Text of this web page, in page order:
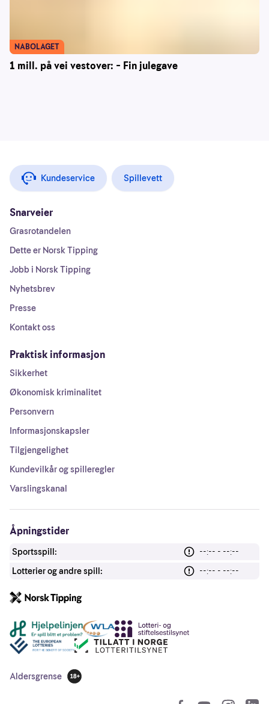
1 mill. på vei vestover: – Fin julegave
NABOLAGET
Kundeservice Spillevett
Snarveier
Grasrotandelen
Dette er Norsk Tipping
Jobb i Norsk Tipping
Nyhetsbrev
Presse
Kontakt oss
Praktisk informasjon
Sikkerhet
Økonomisk kriminalitet
Personvern
Informasjonskapsler
Tilgjengelighet
Kundevilkår og spilleregler
Varslingskanal
Åpningstider
Sportsspill:
--:-- - --:--
Lotterier og andre spill:
--:-- - --:--
Andre lenker
Aldersgrense
18 år